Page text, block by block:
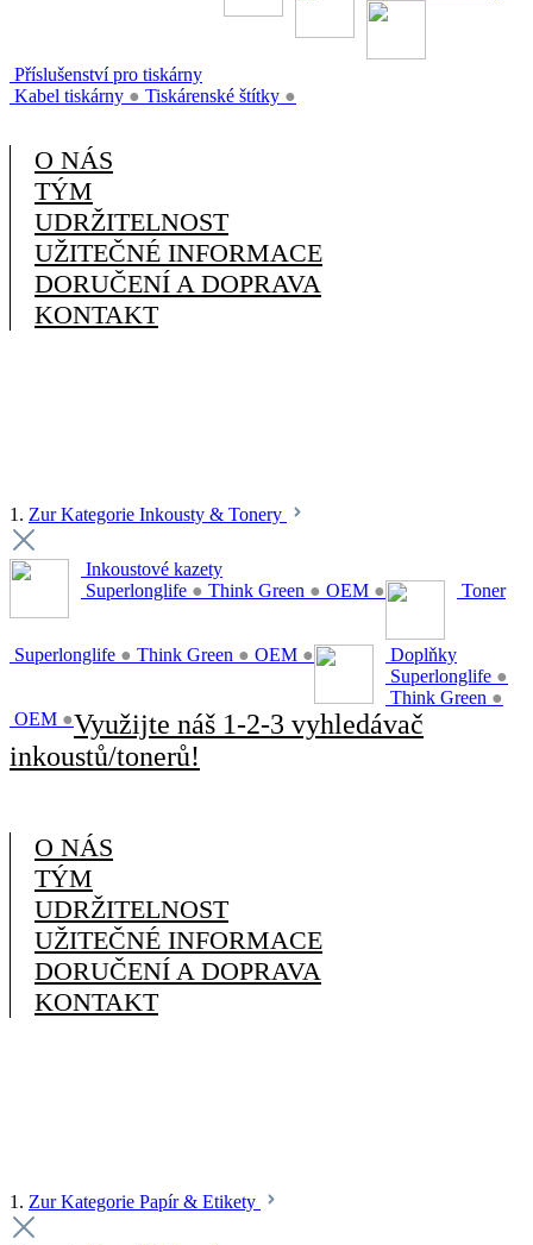
Příslušenství pro tiskárny
Kabel tiskárny ● Tiskárenské štítky ●
O NÁS
TÝM
UDRŽITELNOST
UŽITEČNÉ INFORMACE
DORUČENÍ A DOPRAVA
KONTAKT
1. Zur Kategorie Inkousty & Tonery
Inkoustové kazety
Superlonglife ● Think Green ● OEM ● Toner
Superlonglife ● Think Green ● OEM ●
Doplňky
Superlonglife ●
Think Green ●
OEM ●Využijte náš 1-2-3 vyhledávač
inkoustů/tonerů!
O NÁS
TÝM
UDRŽITELNOST
UŽITEČNÉ INFORMACE
DORUČENÍ A DOPRAVA
KONTAKT
1. Zur Kategorie Papír & Etikety